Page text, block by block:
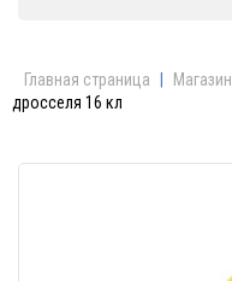
Главная страница Магазин
дросселя 16 кл